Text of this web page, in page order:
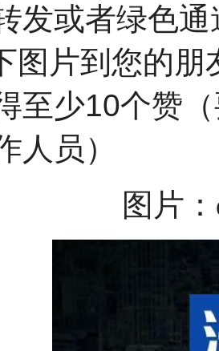
发或者绿色通
图片到您的
至少10个赞
人员）
图片